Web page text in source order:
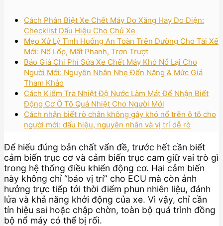
Cách Phân Biệt Xe Chết Máy Do Xăng Hay Do Điện:
Checklist Dấu Hiệu Cho Chủ Xe
Mẹo Xử Lý Tình Huống An Toàn Trên Đường Cho Tài Xế
Mới: Nổ Lốp, Mất Phanh, Trơn Trượt
Báo Giá Chi Phí Sửa Xe Chết Máy Khó Nổ Lại Cho
Người Mới: Nguyên Nhân Nhẹ Đến Nặng & Mức Giá
Tham Khảo
Cách Kiểm Tra Nhiệt Độ Nước Làm Mát Để Nhận Biết
Động Cơ Ô Tô Quá Nhiệt Cho Người Mới
Cách nhận biết rò chân không gây khó nổ trên ô tô cho
người mới: dấu hiệu, nguyên nhân và vị trí dễ rò
Để hiểu đúng bản chất vấn đề, trước hết cần biết
cảm biến trục cơ và cảm biến trục cam giữ vai trò gì
trong hệ thống điều khiển động cơ. Hai cảm biến
này không chỉ “báo vị trí” cho ECU mà còn ảnh
hưởng trực tiếp tới thời điểm phun nhiên liệu, đánh
lửa và khả năng khởi động của xe. Vì vậy, chỉ cần
tín hiệu sai hoặc chập chờn, toàn bộ quá trình đồng
bộ nổ máy có thể bị rối.